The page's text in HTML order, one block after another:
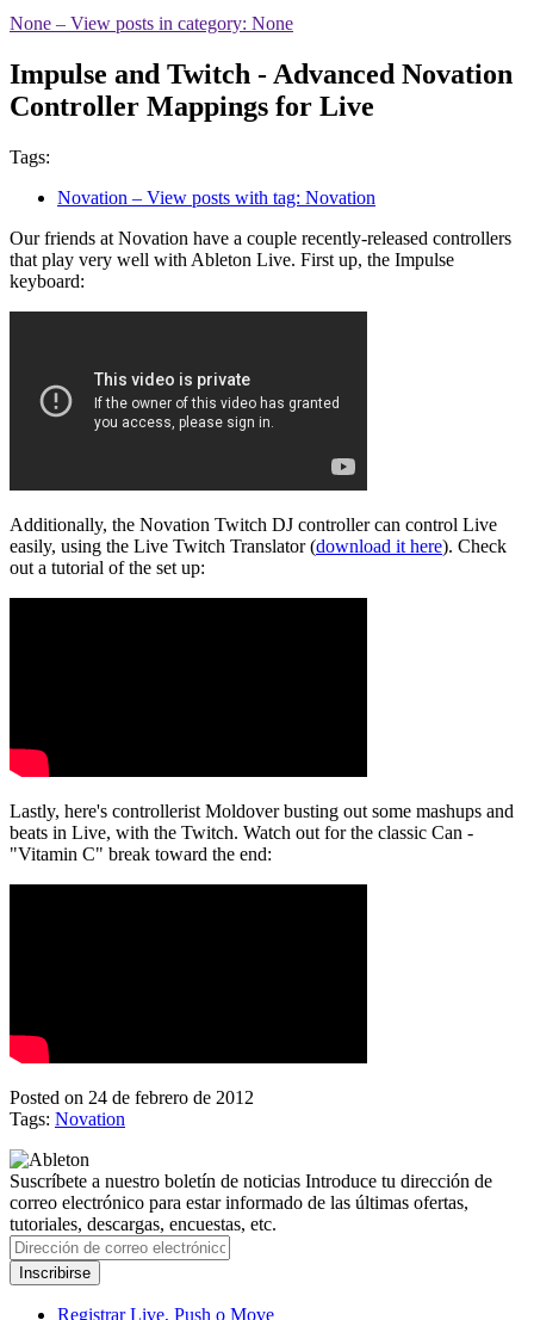
None – View posts in category: None
Impulse and Twitch - Advanced Novation
Controller Mappings for Live
Tags:
Novation – View posts with tag: Novation
Our friends at Novation have a couple recently-released controllers
that play very well with Ableton Live. First up, the Impulse
keyboard:
Additionally, the Novation Twitch DJ controller can control Live
easily, using the Live Twitch Translator (download it here). Check
out a tutorial of the set up:
Lastly, here's controllerist Moldover busting out some mashups and
beats in Live, with the Twitch. Watch out for the classic Can -
"Vitamin C" break toward the end:
Posted on 24 de febrero de 2012
Tags: Novation
Suscríbete a nuestro boletín de noticias Introduce tu dirección de
correo electrónico para estar informado de las últimas ofertas,
tutoriales, descargas, encuestas, etc.
Registrar Live, Push o Move